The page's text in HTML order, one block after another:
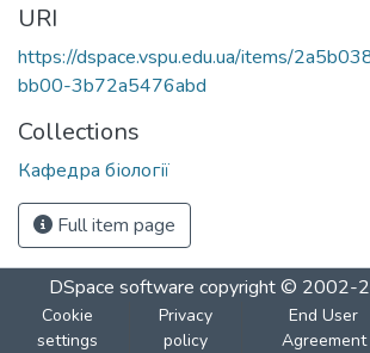
URI
https://dspace.vspu.edu.ua/items/
bb00-3b72a5476abd
Collections
Кафедра біології
Full item page
DSpace software copyright © 2002-
Cookie
settings
Privacy
policy
End User
Agreement